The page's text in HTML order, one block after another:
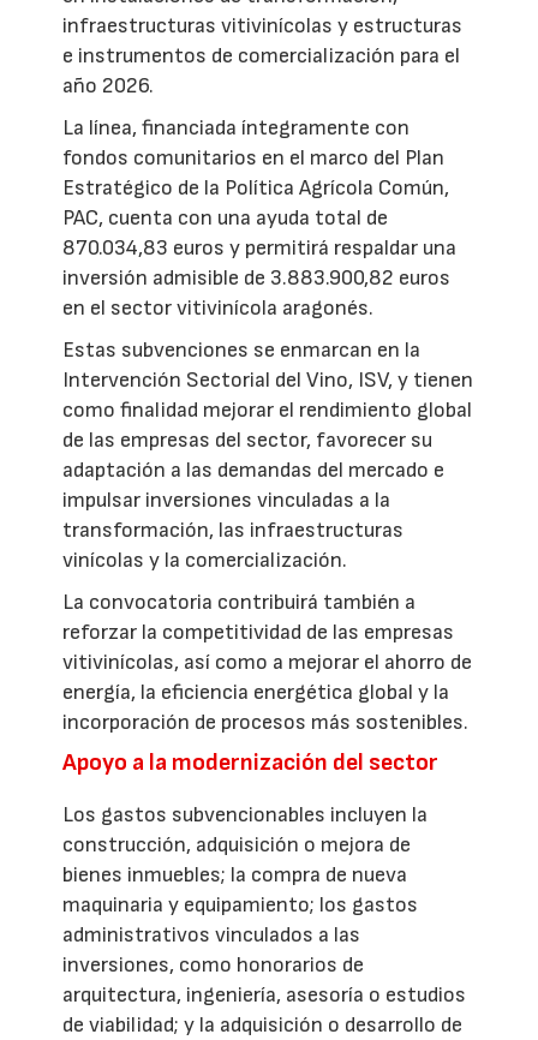
infraestructuras vitivinícolas y estructuras
e instrumentos de comercialización para el
año 2026.
La línea, financiada íntegramente con
fondos comunitarios en el marco del Plan
Estratégico de la Política Agrícola Común,
PAC, cuenta con una ayuda total de
870.034,83 euros y permitirá respaldar una
inversión admisible de 3.883.900,82 euros
en el sector vitivinícola aragonés.
Estas subvenciones se enmarcan en la
Intervención Sectorial del Vino, ISV, y tienen
como finalidad mejorar el rendimiento global
de las empresas del sector, favorecer su
adaptación a las demandas del mercado e
impulsar inversiones vinculadas a la
transformación, las infraestructuras
vinícolas y la comercialización.
La convocatoria contribuirá también a
reforzar la competitividad de las empresas
vitivinícolas, así como a mejorar el ahorro de
energía, la eficiencia energética global y la
incorporación de procesos más sostenibles.
Apoyo a la modernización del sector
Los gastos subvencionables incluyen la
construcción, adquisición o mejora de
bienes inmuebles; la compra de nueva
maquinaria y equipamiento; los gastos
administrativos vinculados a las
inversiones, como honorarios de
arquitectura, ingeniería, asesoría o estudios
de viabilidad; y la adquisición o desarrollo de